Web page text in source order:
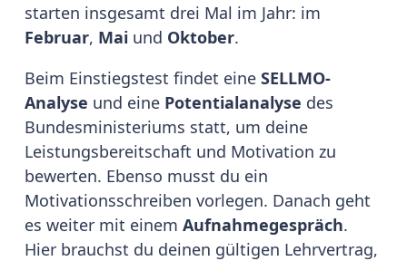
starten insgesamt drei Mal im Jahr: im
Februar, Mai und Oktober.
Beim Einstiegstest findet eine SELLMO-
Analyse und eine Potentialanalyse des
Bundesministeriums statt, um deine
Leistungsbereitschaft und Motivation zu
bewerten. Ebenso musst du ein
Motivationsschreiben vorlegen. Danach geht
es weiter mit einem Aufnahmegespräch.
Hier brauchst du deinen gültigen Lehrvertrag,